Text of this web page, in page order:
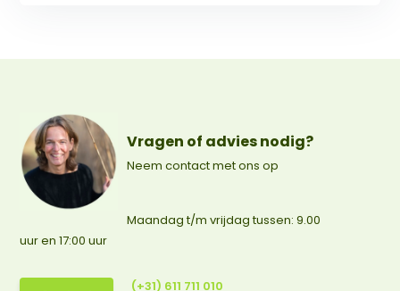
Vragen of advies nodig?
Neem contact met ons op
Maandag t/m vrijdag tussen: 9.00
uur en 17:00 uur
(+31) 611 711 010